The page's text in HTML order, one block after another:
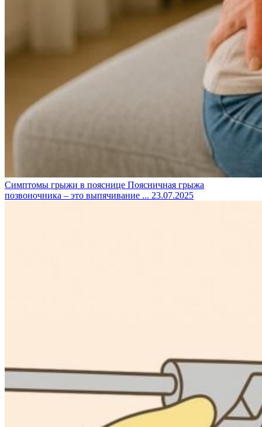
Симптомы грыжи в пояснице Поясничная грыжа
позвоночника – это выпячивание ... 23.07.2025